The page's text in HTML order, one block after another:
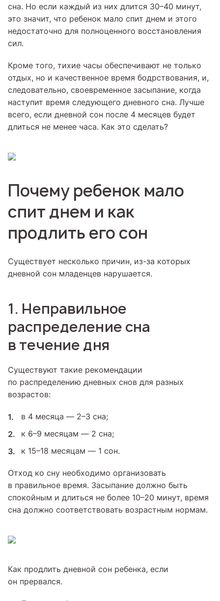
сна. Но если каждый из них длится 30–40 минут,
это значит, что ребенок мало спит днем и этого
недостаточно для полноценного восстановления
сил.
Кроме того, тихие часы обеспечивают не только
отдых, но и качественное время бодрствования, и,
следовательно, своевременное засыпание, когда
наступит время следующего дневного сна. Лучше
всего, если дневной сон после 4 месяцев будет
длиться не менее часа. Как это сделать?
Почему ребенок мало
спит днем и как
продлить его сон
Существует несколько причин, из-за которых
дневной сон младенцев нарушается.
1. Неправильное
распределение сна
в течение дня
Существуют такие рекомендации
по распределению дневных снов для разных
возрастов:
в 4 месяца — 2–3 сна;
к 6–9 месяцам — 2 сна;
к 15–18 месяцам — 1 сон.
Отход ко сну необходимо организовать
в правильное время. Засыпание должно быть
спокойным и длиться не более 10–20 минут, время
сна должно соответствовать возрастным нормам.
Как продлить дневной сон ребенка, если
он прервался.